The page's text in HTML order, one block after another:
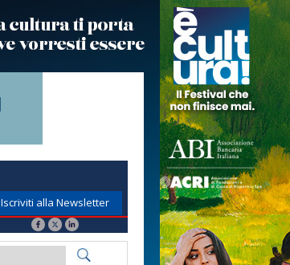
Iscriviti alla Newsletter